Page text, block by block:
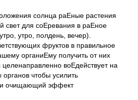
солнца раЕные растения
свет для соЕревания в раЕное
утро, полдень, вечер).
фруктов в правильное
органиЕму получить от них
воЕдействует на
чтобы усилить
очищающий эффект